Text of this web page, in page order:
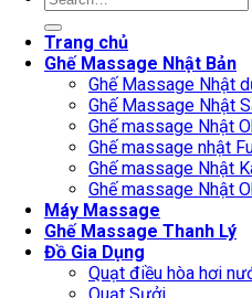
Trang chủ
Ghế Massage Nhật Bản
Ghế Massage Nhật
Ghế Massage Nhật
Ghế massage Nhật
Ghế massage nhật
Ghế massage Nhật
Ghế massage Nhật
Máy Massage
Ghế Massage Thanh Lý
Đồ Gia Dụng
Quạt điều hòa hơi